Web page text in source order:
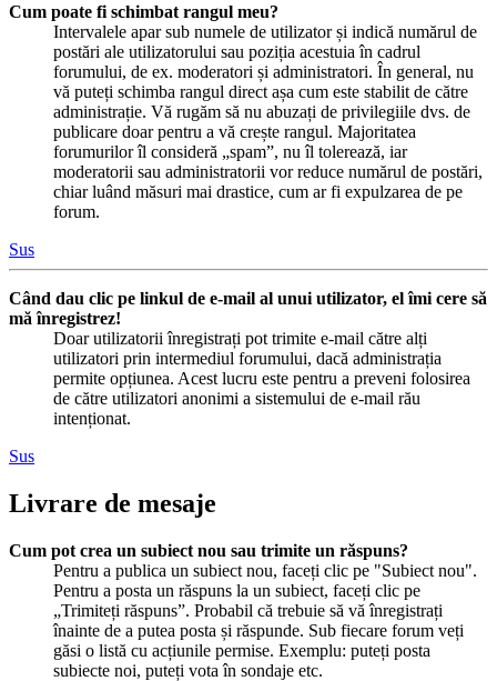
Cum poate fi schimbat rangul meu?
Intervalele apar sub numele de utilizator și indică numărul de
postări ale utilizatorului sau poziția acestuia în cadrul
forumului, de ex. moderatori și administratori. În general, nu
vă puteți schimba rangul direct așa cum este stabilit de către
administrație. Vă rugăm să nu abuzați de privilegiile dvs. de
publicare doar pentru a vă crește rangul. Majoritatea
forumurilor îl consideră „spam”, nu îl tolerează, iar
moderatorii sau administratorii vor reduce numărul de postări,
chiar luând măsuri mai drastice, cum ar fi expulzarea de pe
forum.
Sus
Când dau clic pe linkul de e-mail al unui utilizator, el îmi cere să
mă înregistrez!
Doar utilizatorii înregistrați pot trimite e-mail către alți
utilizatori prin intermediul forumului, dacă administrația
permite opțiunea. Acest lucru este pentru a preveni folosirea
de către utilizatori anonimi a sistemului de e-mail rău
intenționat.
Sus
Livrare de mesaje
Cum pot crea un subiect nou sau trimite un răspuns?
Pentru a publica un subiect nou, faceți clic pe "Subiect nou".
Pentru a posta un răspuns la un subiect, faceți clic pe
„Trimiteți răspuns”. Probabil că trebuie să vă înregistrați
înainte de a putea posta și răspunde. Sub fiecare forum veți
găsi o listă cu acțiunile permise. Exemplu: puteți posta
subiecte noi, puteți vota în sondaje etc.